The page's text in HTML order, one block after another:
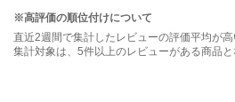
※高評価の順位付けについて
直近2週間で集計したレビューの評価平均が高
集計対象は、5件以上のレビューがある商品と